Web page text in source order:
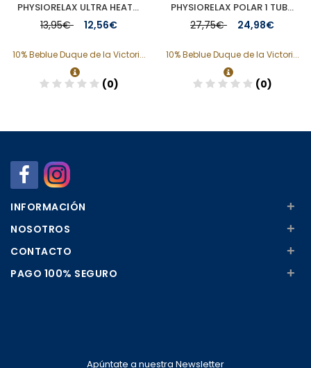
PHYSIORELAX ULTRA HEAT MASAJE DEPORTIVO 75 ML
13,95€ 12,56€
10% Beblue Duque de la Victori...
(0)
PHYSIORELAX POLAR 1 TUBO 250 ML
27,75€ 24,98€
10% Beblue Duque de la Victori...
(0)
INFORMACIÓN +
NOSOTROS +
CONTACTO +
PAGO 100% SEGURO +
Apúntate a nuestra Newsletter